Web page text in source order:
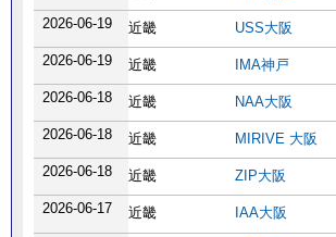
2026-06-19
近畿 USS大阪
2026-06-19
近畿 IMA神戸
2026-06-18
近畿 NAA大阪
2026-06-18
近畿 MIRIVE 大阪
2026-06-18
近畿 ZIP大阪
2026-06-17
近畿 IAA大阪